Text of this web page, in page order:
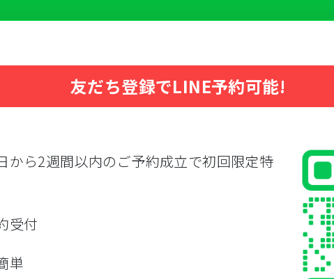
友だち登録でLINE予約可能!
から2週間以内のご予約成立で初回限定特
受付
単